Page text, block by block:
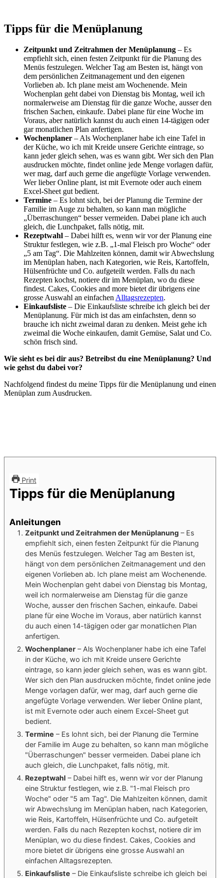
Tipps für die Menüplanung
Zeitpunkt und Zeitrahmen der Menüplanung – Es
empfiehlt sich, einen festen Zeitpunkt für die Planung des
Menüs festzulegen. Welcher Tag am Besten ist, hängt von
dem persönlichen Zeitmanagement und den eigenen
Vorlieben ab. Ich plane meist am Wochenende. Mein
Wochenplan geht dabei von Dienstag bis Montag, weil ich
normalerweise am Dienstag für die ganze Woche, ausser den
frischen Sachen, einkaufe. Dabei plane für eine Woche im
Voraus, aber natürlich kannst du auch einen 14-tägigen oder
gar monatlichen Plan anfertigen.
Wochenplaner – Als Wochenplaner habe ich eine Tafel in
der Küche, wo ich mit Kreide unsere Gerichte eintrage, so
kann jeder gleich sehen, was es wann gibt. Wer sich den Plan
ausdrucken möchte, findet online jede Menge vorlagen dafür,
wer mag, darf auch gerne die angefügte Vorlage verwenden.
Wer lieber Online plant, ist mit Evernote oder auch einem
Excel-Sheet gut bedient.
Termine – Es lohnt sich, bei der Planung die Termine der
Familie im Auge zu behalten, so kann man mögliche
„Überraschungen“ besser vermeiden. Dabei plane ich auch
gleich, die Lunchpaket, falls nötig, mit.
Rezeptwahl – Dabei hilft es, wenn wir vor der Planung eine
Struktur festlegen, wie z.B. „1-mal Fleisch pro Woche“ oder
„5 am Tag“. Die Mahlzeiten können, damit wir Abwechslung
im Menüplan haben, nach Kategorien, wie Reis, Kartoffeln,
Hülsenfrüchte und Co. aufgeteilt werden. Falls du nach
Rezepten kochst, notiere dir im Menüplan, wo du diese
findest. Cakes, Cookies and more bietet dir übrigens eine
grosse Auswahl an einfachen Alltagsrezepten.
Einkaufsliste – Die Einkaufsliste schreibe ich gleich bei der
Menüplanung. Für mich ist das am einfachsten, denn so
brauche ich nicht zweimal daran zu denken. Meist gehe ich
zweimal die Woche einkaufen, damit Gemüse, Salat und Co.
schön frisch sind.
Wie sieht es bei dir aus? Betreibst du eine Menüplanung? Und
wie gehst du dabei vor?
Nachfolgend findest du meine Tipps für die Menüplanung und einen
Menüplan zum Ausdrucken.
Print
Tipps für die Menüplanung
Anleitungen
Zeitpunkt und Zeitrahmen der Menüplanung – Es
empfiehlt sich, einen festen Zeitpunkt für die Planung
des Menüs festzulegen. Welcher Tag am Besten ist,
hängt von dem persönlichen Zeitmanagement und den
eigenen Vorlieben ab. Ich plane meist am Wochenende.
Mein Wochenplan geht dabei von Dienstag bis Montag,
weil ich normalerweise am Dienstag für die ganze
Woche, ausser den frischen Sachen, einkaufe. Dabei
plane für eine Woche im Voraus, aber natürlich kannst
du auch einen 14-tägigen oder gar monatlichen Plan
anfertigen.
Wochenplaner – Als Wochenplaner habe ich eine Tafel
in der Küche, wo ich mit Kreide unsere Gerichte
eintrage, so kann jeder gleich sehen, was es wann gibt.
Wer sich den Plan ausdrucken möchte, findet online jede
Menge vorlagen dafür, wer mag, darf auch gerne die
angefügte Vorlage verwenden. Wer lieber Online plant,
ist mit Evernote oder auch einem Excel-Sheet gut
bedient.
Termine – Es lohnt sich, bei der Planung die Termine
der Familie im Auge zu behalten, so kann man mögliche
"Überraschungen" besser vermeiden. Dabei plane ich
auch gleich, die Lunchpaket, falls nötig, mit.
Rezeptwahl – Dabei hilft es, wenn wir vor der Planung
eine Struktur festlegen, wie z.B. "1-mal Fleisch pro
Woche" oder "5 am Tag". Die Mahlzeiten können, damit
wir Abwechslung im Menüplan haben, nach Kategorien,
wie Reis, Kartoffeln, Hülsenfrüchte und Co. aufgeteilt
werden. Falls du nach Rezepten kochst, notiere dir im
Menüplan, wo du diese findest. Cakes, Cookies and
more bietet dir übrigens eine grosse Auswahl an
einfachen Alltagsrezepten.
Einkaufsliste – Die Einkaufsliste schreibe ich gleich bei